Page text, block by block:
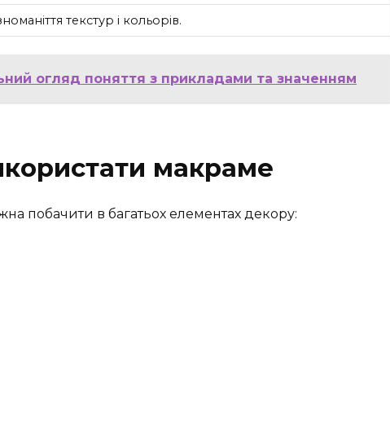
текстур і кольорів.
огляд поняття з прикладами та значенням
макраме
побачити в багатьох елементах декору: